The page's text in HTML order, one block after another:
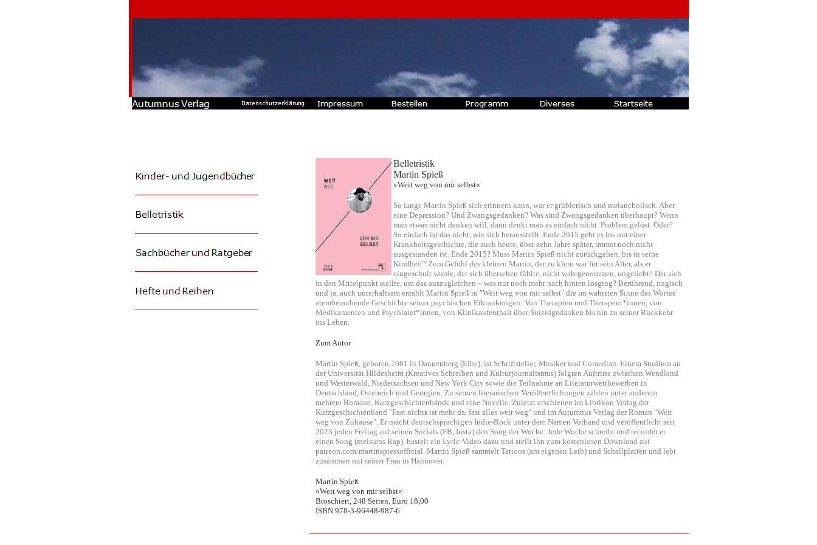
Belletristik
Martin Spieß
»Weit weg von mir selbst«
So lange Martin Spieß sich erinnern kann, war er grüblerisch und melancholisch. Aber
eine Depression? Und Zwangsgedanken? Was sind Zwangsgedanken überhaupt? Wenn
man etwas nicht denken will, dann denkt man es einfach nicht. Problem gelöst. Oder?
So einfach ist das nicht, wie sich herausstellt. Ende 2015 geht es los mit einer
Krankheitsgeschichte, die auch heute, über zehn Jahre später, immer noch nicht
ausgestanden ist. Ende 2015? Muss Martin Spieß nicht zurückgehen, bis in seine
Kindheit? Zum Gefühl des kleinen Martin, der zu klein war für sein Alter, als er
eingeschult wurde, der sich übersehen fühlte, nicht wahrgenommen, ungeliebt? Der sich
in den Mittelpunkt stellte, um das auszugleichen – was nur noch mehr nach hinten losging? Berührend, tragisch
und ja, auch unterhaltsam erzählt Martin Spieß in "Weit weg von mir selbst" die im wahrsten Sinne des Wortes
atemberaubende Geschichte seiner psychischen Erkrankungen: Von Therapien und Therapeut*innen, von
Medikamenten und Psychiater*innen, von Klinikaufenthalt über Suizidgedanken bis hin zu seiner Rückkehr
ins Leben.
Zum Autor
Martin Spieß, geboren 1981 in Dannenberg (Elbe), ist Schriftsteller, Musiker und Comedian. Einem Studium an
der Universität Hildesheim (Kreatives Schreiben und Kulturjournalismus) folgten Auftritte zwischen Wendland
und Westerwald, Niedersachsen und New York City sowie die Teilnahme an Literaturwettbewerben in
Deutschland, Österreich und Georgien. Zu seinen literarischen Veröffentlichungen zählen unter anderem
mehrere Romane, Kurzgeschichtenbände und eine Novelle. Zuletzt erschienen im Librikon Verlag der
Kurzgeschichtenband "Fast nichts ist mehr da, fast alles weit weg" und im Autumnus Verlag der Roman "Weit
weg von Zuhause". Er macht deutschsprachigen Indie-Rock unter dem Namen Vorband und veröffentlicht seit
2023 jeden Freitag auf seinen Socials (FB, Insta) den Song der Woche: Jede Woche schreibt und recordet er
einen Song (meistens Rap), bastelt ein Lyric-Video dazu und stellt ihn zum kostenlosen Download auf
patreon.com/martinspiessofficial. Martin Spieß sammelt Tattoos (am eigenen Leib) und Schallplatten und lebt
zusammen mit seiner Frau in Hannover.
Martin Spieß
»Weit weg von mir selbst«
Broschiert, 248 Seiten, Euro 18,00
ISBN978-3-96448-987-6